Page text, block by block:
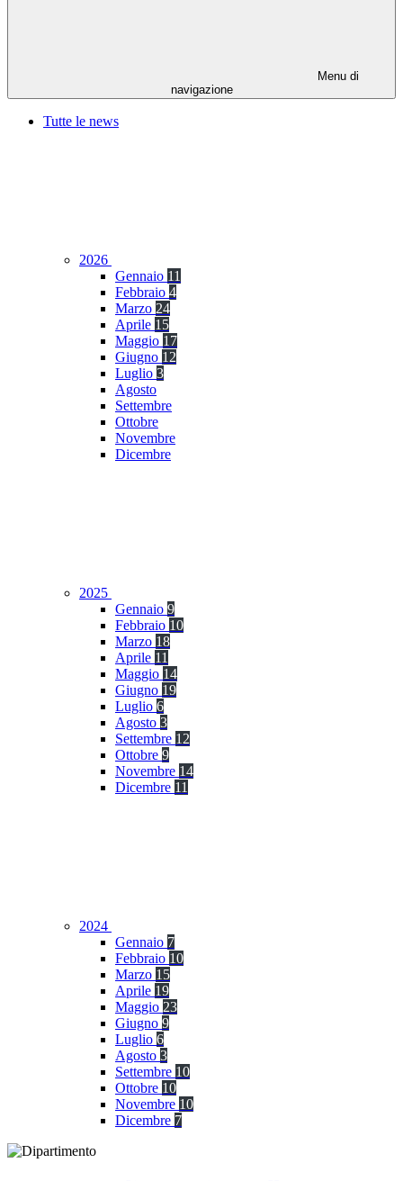
Menu di
navigazione
Tutte le news
2026
Gennaio 11
Febbraio 4
Marzo 24
Aprile 15
Maggio 17
Giugno 12
Luglio 3
Agosto
Settembre
Ottobre
Novembre
Dicembre
2025
Gennaio 9
Febbraio 10
Marzo 18
Aprile 11
Maggio 14
Giugno 19
Luglio 6
Agosto 3
Settembre 12
Ottobre 9
Novembre 14
Dicembre 11
2024
Gennaio 7
Febbraio 10
Marzo 15
Aprile 19
Maggio 23
Giugno 9
Luglio 6
Agosto 3
Settembre 10
Ottobre 10
Novembre 10
Dicembre 7